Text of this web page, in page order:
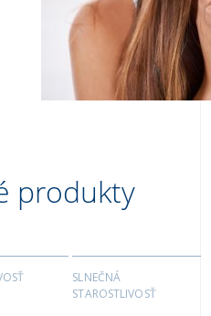
produkty
SLNEČNÁ
STAROSTLIVOSŤ